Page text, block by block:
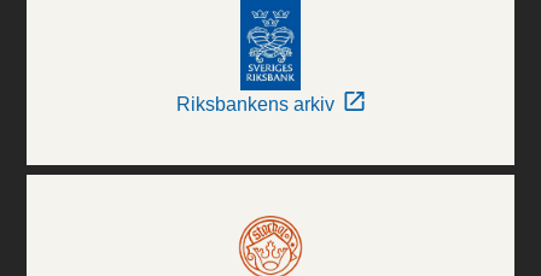
Riksbankens arkiv